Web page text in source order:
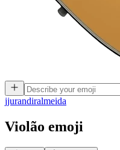
jjurandiralmeida
Violão emoji